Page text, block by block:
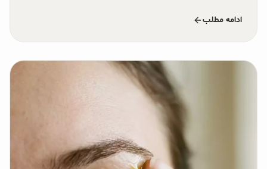
سبوس و جوانه‌ها
کتاب‌های OAB
ادامه مطلب